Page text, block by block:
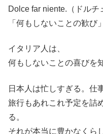
Dolce far niente.（ドルチ
「何もしないことの歓び
イタリア人は、
何もしないことの喜びを
日本人は忙しすぎる。仕
旅行もあれこれ予定を詰
る。
それが本当に豊かなくら